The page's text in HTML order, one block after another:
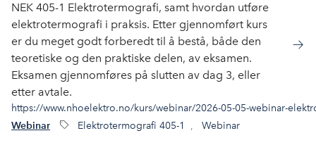
NEK 405-1 Elektrotermografi, samt hvordan utføre
elektrotermografi i praksis. Etter gjennomført kurs
er du meget godt forberedt til å bestå, både den
teoretiske og den praktiske delen, av eksamen.
Eksamen gjennomføres på slutten av dag 3, eller
etter avtale.
https://www.nhoelektro.no/kurs/webinar/2026-05-05-webinar-
Webinar Elektrotermografi 405-1 , Webinar